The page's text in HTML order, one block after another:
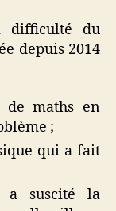
difficulté du
depuis 2014
de maths en
;
qui a fait
a suscité la